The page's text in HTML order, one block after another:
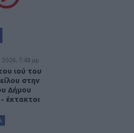
7:48 μμ
ιού του
στην
Δήμου
έκτακτοι